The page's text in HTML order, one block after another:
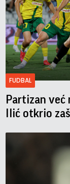
FUDBAL
Partizan već
Ilić otkrio